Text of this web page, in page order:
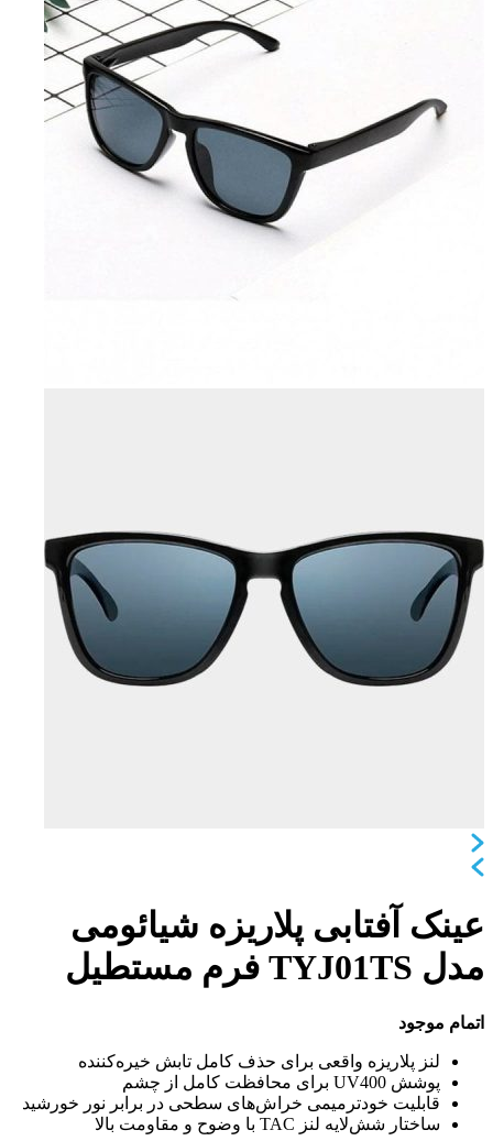
عینک آفتابی پلاریزه شیائومی
مدل TYJ01TS فرم مستطیل
اتمام موجود
لنز پلاریزه واقعی برای حذف کامل تابش خیره‌کننده
پوشش UV400 برای محافظت کامل از چشم
قابلیت خودترمیمی خراش‌های سطحی در برابر نور خورشید
ساختار شش‌لایه لنز TAC با وضوح و مقاومت بالا